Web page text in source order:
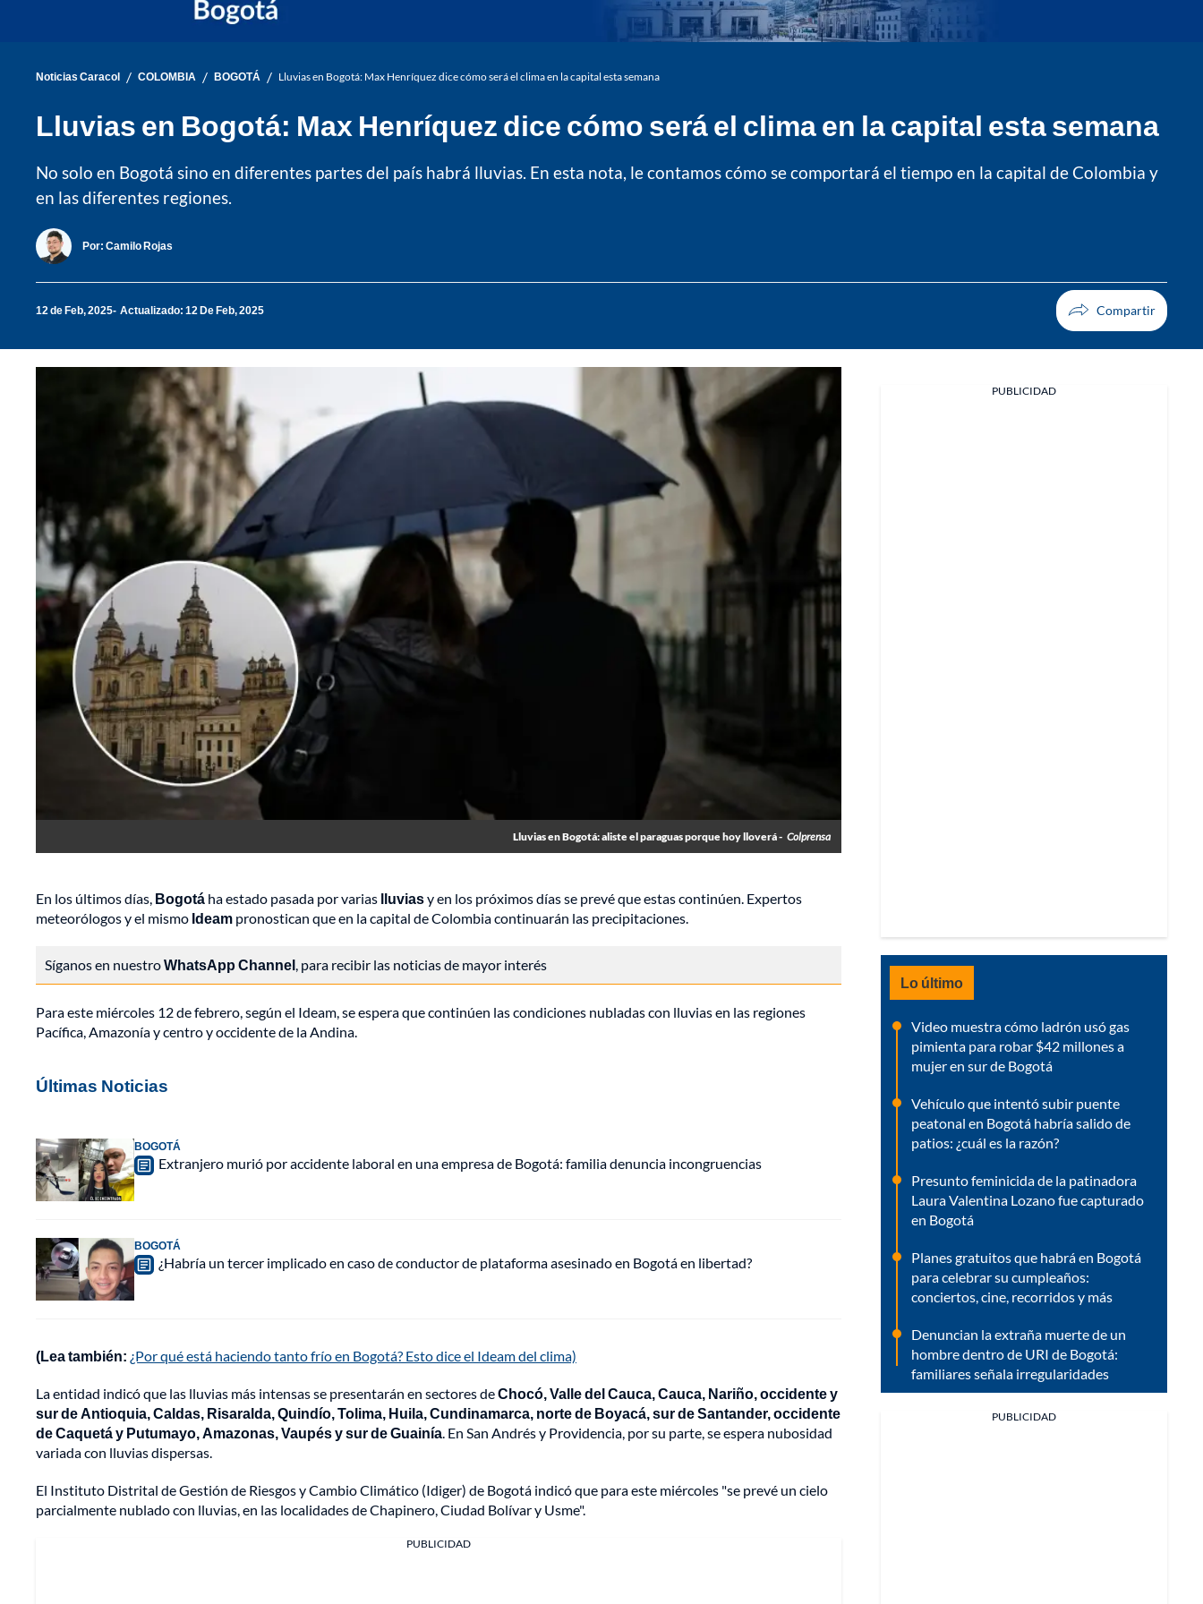
Noticias Caracol / COLOMBIA / BOGOTÁ / Lluvias en Bogotá: Max Henríquez dice cómo será el clima en la capital esta semana
Lluvias en Bogotá: Max Henríquez dice cómo será el clima en la capital esta semana
No solo en Bogotá sino en diferentes partes del país habrá lluvias. En esta nota, le contamos cómo se comportará el tiempo en la capital de Colombia y
en las diferentes regiones.
Por: Camilo Rojas
12 de Feb, 2025 Actualizado: 12 De Feb, 2025
Lluvias en Bogotá: aliste el paraguas porque hoy lloverá - Colprensa
En los últimos días, Bogotá ha estado pasada por varias lluviasy en los próximos días se prevé que estas continúen. Expertos
meteorólogos y el mismo Ideam pronostican que en la capital de Colombia continuarán las precipitaciones.
Síganos en nuestroWhatsApp Channel, para recibir las noticias de mayor interés
Para este miércoles 12 de febrero, según el Ideam, se espera que continúen las condiciones nubladas con lluvias en las regiones
Pacífica, Amazonía y centro y occidente de la Andina.
Últimas Noticias
BOGOTÁ
Extranjero murió por accidente laboral en una empresa de Bogotá: familia denuncia incongruencias
BOGOTÁ
¿Habría un tercer implicado en caso de conductor de plataforma asesinado en Bogotá en libertad?
(Lea también: ¿Por qué está haciendo tanto frío en Bogotá? Esto dice el Ideam del clima)
La entidad indicó que las lluvias más intensas se presentarán en sectores deChocó, Valle del Cauca, Cauca, Nariño, occidente y
sur de Antioquia, Caldas, Risaralda, Quindío, Tolima, Huila, Cundinamarca, norte de Boyacá, sur de Santander, occidente
de Caquetá y Putumayo, Amazonas, Vaupés y sur de Guainía. En San Andrés y Providencia, por su parte, se espera nubosidad
variada con lluvias dispersas.
El Instituto Distrital de Gestión de Riesgos y Cambio Climático (Idiger) de Bogotá indicó que para este miércoles "se prevé un cielo
parcialmente nublado con lluvias, en las localidades de Chapinero, Ciudad Bolívar y Usme".
PUBLICIDAD
PUBLICIDAD
Lo último
Video muestra cómo ladrón usó gas
pimienta para robar $42 millones a
mujer en sur de Bogotá
Vehículo que intentó subir puente
peatonal en Bogotá habría salido de
patios: ¿cuál es la razón?
Presunto feminicida de la patinadora
Laura Valentina Lozano fue capturado
en Bogotá
Planes gratuitos que habrá en Bogotá
para celebrar su cumpleaños:
conciertos, cine, recorridos y más
Denuncian la extraña muerte de un
hombre dentro de URI de Bogotá:
familiares señala irregularidades
PUBLICIDAD